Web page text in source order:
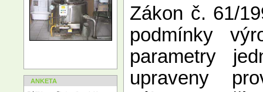
ANKETA
Zákon č. 61/
podmínky
parametry
upraveny